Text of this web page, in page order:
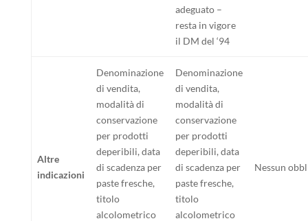
adeguato –
resta in vigore
il DM del ‘94
Altre
indicazioni
Denominazione
di vendita,
modalità di
conservazione
per prodotti
deperibili, data
di scadenza per
paste fresche,
titolo
alcolometrico
Denominazione
di vendita,
modalità di
conservazione
per prodotti
deperibili, data
di scadenza per
paste fresche,
titolo
alcolometrico
Nessun